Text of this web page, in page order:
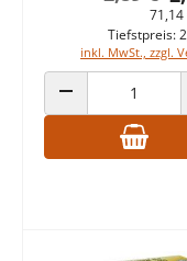
inkl. MwSt., zzgl.
Tiefstpreis:
ANZAHL